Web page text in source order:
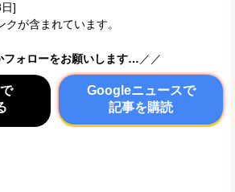
]
が含まれています。
フォローをお願いします… ／／
Googleニュースで
記事を購読